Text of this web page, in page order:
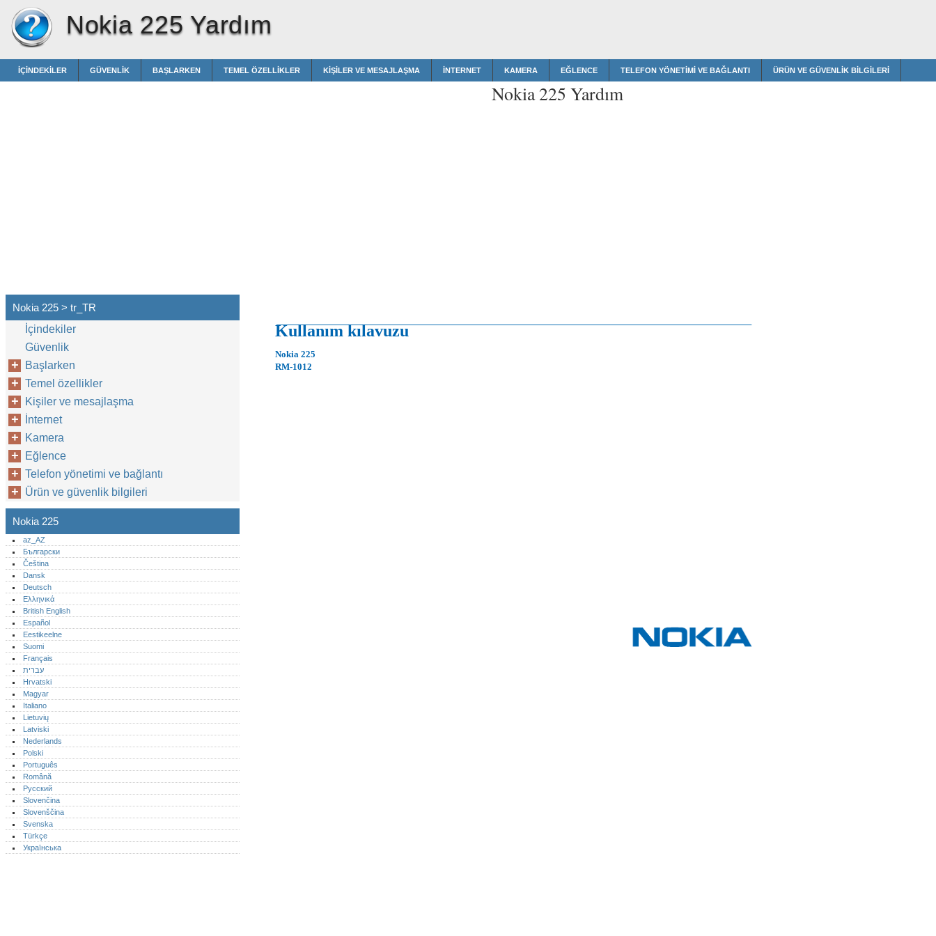
Nokia 225 Yardım
İÇINDEKILER GÜVENLIK BAŞLARKEN TEMEL ÖZELLIKLER KIŞILER VE MESAJLAŞMA İNTERNET KAMERA EĞLENCE TELEFON YÖNETIMI VE BAĞLANTI ÜRÜN VE GÜVENLIK BILGILERI
Nokia 225 Yardım
Kullanım kılavuzu
Nokia 225
RM-1012
Nokia 225 > tr_TR
İçindekiler
Güvenlik
Başlarken
Temel özellikler
Kişiler ve mesajlaşma
İnternet
Kamera
Eğlence
Telefon yönetimi ve bağlantı
Ürün ve güvenlik bilgileri
Nokia 225
az_AZ
Български
Čeština
Dansk
Deutsch
Ελληνικά
British English
Español
Eestikeelne
Suomi
Français
עברית
Hrvatski
Magyar
Italiano
Lietuvių
Latviski
Nederlands
Polski
Português‎
Română
Русский
Slovenčina
Slovenščina
Svenska
Türkçe
Українська